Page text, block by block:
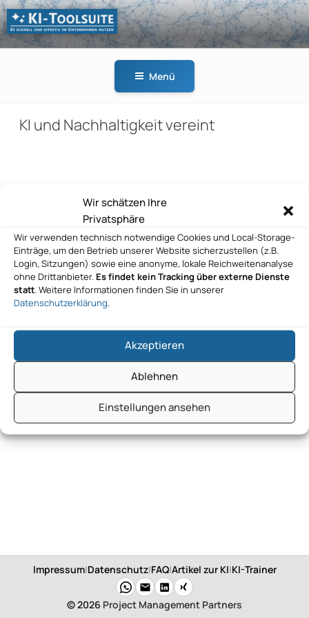
Wir schätzen Ihre
Privatsphäre
Wir verwenden technisch notwendige Cookies und Local-Storage-
Einträge, um den Betrieb unserer Website sicherzustellen (z.B.
Login, Sitzungen) sowie eine anonyme, lokale Reichweitenanalyse
ohne Drittanbieter. Es findet kein Tracking über externe Dienste
statt. Weitere Informationen finden Sie in unserer
Datenschutzerklärung.
Akzeptieren
Ablehnen
Einstellungen ansehen
Zum
Inhalt
springen
KI-
Menü
KI und Nachhaltigkeit vereint
Beitragsnavigation
KI-Agenten vernetzen statt isolieren
Nächster
Beitrag
WEITER
Ethische KI für nachhaltigen Erfolg
Impressum|Datenschutz|FAQ|Artikel zur KI|KI-Trainer
© 2026 Project Management Partners